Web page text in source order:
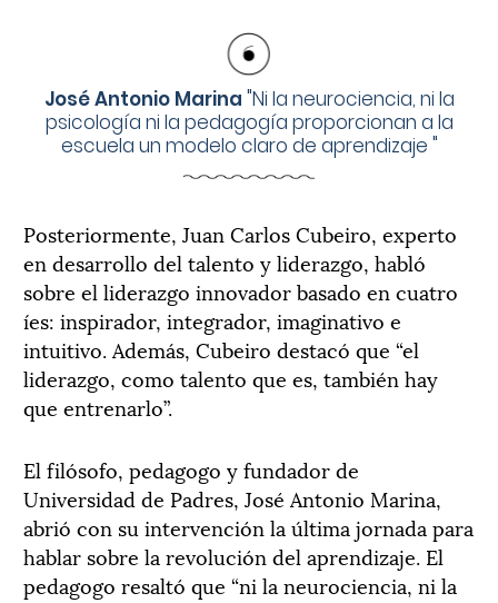
José Antonio Marina "Ni la neurociencia, ni la
psicología ni la pedagogía proporcionan a la
escuela un modelo claro de aprendizaje "
Posteriormente, Juan Carlos Cubeiro, experto
en desarrollo del talento y liderazgo, habló
sobre el liderazgo innovador basado en cuatro
íes: inspirador, integrador, imaginativo e
intuitivo. Además, Cubeiro destacó que “el
liderazgo, como talento que es, también hay
que entrenarlo”.
El filósofo, pedagogo y fundador de
Universidad de Padres, José Antonio Marina,
abrió con su intervención la última jornada para
hablar sobre la revolución del aprendizaje. El
pedagogo resaltó que “ni la neurociencia, ni la